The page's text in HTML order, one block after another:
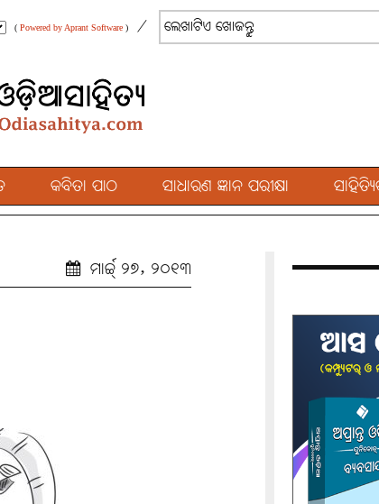
( Powered by Aprant Software) /
କବିତା ପାଠ ସାଧାରଣ ଜ୍ଞାନ ପରୀକ୍ଷା
ମାର୍ଚ୍ଚ୍ ୨୭, ୨୦୧୩